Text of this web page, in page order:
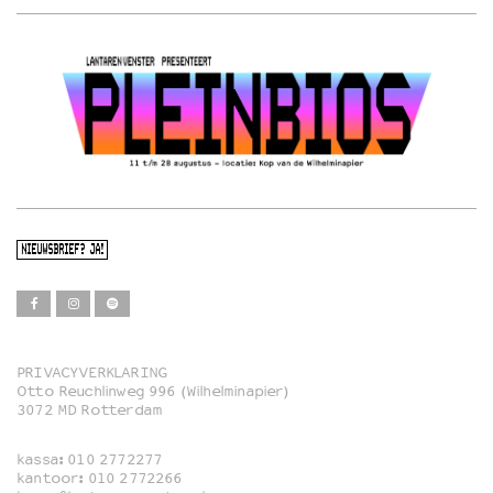
NIEUWSBRIEF? JA!
Film
Familie
PRIVACYVERKLARING
Otto Reuchlinweg 996 (Wilhelminapier)
3072 MD Rotterdam
kassa: 010 2772277
kantoor: 010 2772266